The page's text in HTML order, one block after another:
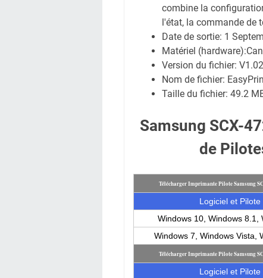
combine la
l'état, la commande de
Date de sortie: 1
Matériel
Version du fichier:
Nom de fichier:
Taille du fichier: 49.2
Samsung SCX-
de
Télécharger Imprimante Pilote Samsung
Logiciel et Pilote
Windows 10, Windows 8.1,
Windows 7, Windows Vista,
Télécharger Imprimante Pilote Samsung
Logiciel et Pilote